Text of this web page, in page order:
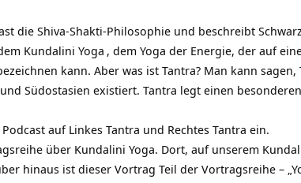
die Shiva-Shakti-Philosophie und beschreibt
Kundalini Yoga , dem Yoga der Energie, der auf
kann. Aber was ist Tantra? Man kann
Südostasien existiert. Tantra legt einen
auf Linkes Tantra und Rechtes Tantra ein.
über Kundalini Yoga. Dort, auf unserem
hinaus ist dieser Vortrag Teil der Vortragsreihe – „